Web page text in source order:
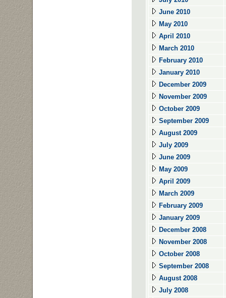
June 2010
May 2010
April 2010
March 2010
February 2010
January 2010
December 2009
November 2009
October 2009
September 2009
August 2009
July 2009
June 2009
May 2009
April 2009
March 2009
February 2009
January 2009
December 2008
November 2008
October 2008
September 2008
August 2008
July 2008